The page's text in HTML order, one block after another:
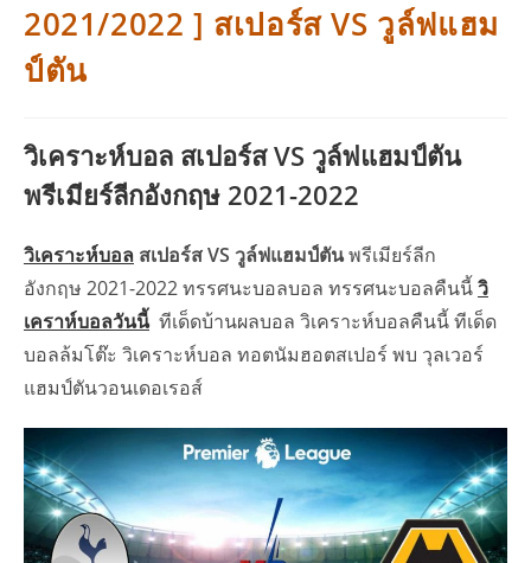
2021/2022 ] สเปอร์ส VS วูล์ฟแฮม
ป์ตัน
วิเคราะห์บอล สเปอร์ส VS วูล์ฟแฮมป์ตัน
พรีเมียร์ลีกอังกฤษ 2021-2022
วิเคราะห์บอล สเปอร์ส VS วูล์ฟแฮมป์ตันพรีเมียร์ลีก
อังกฤษ 2021-2022 ทรรศนะบอลบอล ทรรศนะบอลคืนนี้วิ
เคราห์บอลวันนี้ทีเด็ดบ้านผลบอล วิเคราะห์บอลคืนนี้ ทีเด็ด
บอลล้มโต๊ะ วิเคราะห์บอล ทอตนัมฮอตสเปอร์ พบ วุลเวอร์
แฮมป์ตันวอนเดอเรอส์